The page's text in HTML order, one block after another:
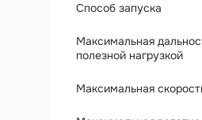
Способ запуска
Максимальная
полезной нагрузкой
Максимальная